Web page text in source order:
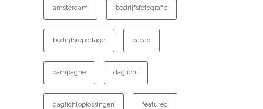
amsterdam bedrijfsfotografie
bedrijfsreportage cacao
campagne daglicht
daglichtoplossingen featured